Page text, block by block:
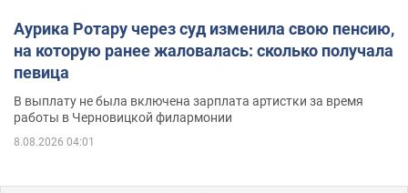
Аурика Ротару через суд изменила свою пенсию,
на которую ранее жаловалась: сколько получала
певица
В выплату не была включена зарплата артистки за время
работы в Черновицкой филармонии
8.08.2026 04:01